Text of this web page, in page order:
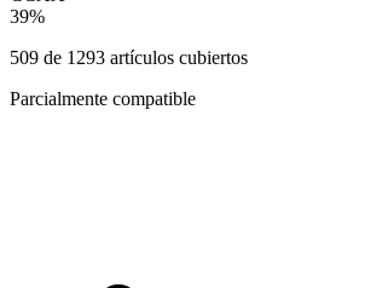
39%
509 de 1293 artículos cubiertos
Parcialmente compatible